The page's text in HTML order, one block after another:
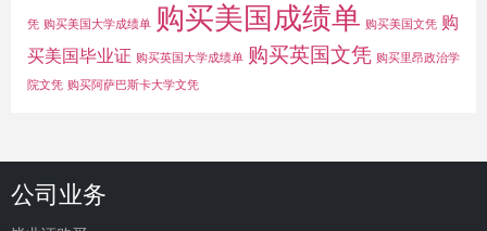
凭 购买美国大学成绩单 购买美国成绩单 购买美国文凭 购
买美国毕业证 购买英国大学成绩单 购买英国文凭 购买里昂政治学
院文凭 购买阿萨巴斯卡大学文凭
公司业务